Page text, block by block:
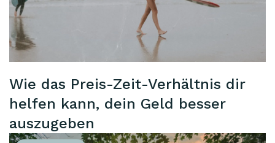
Wie das Preis-Zeit-Verhältnis dir
helfen kann, dein Geld besser
auszugeben